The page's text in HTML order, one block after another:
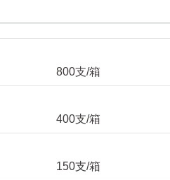
800支/箱
400支/箱
150支/箱